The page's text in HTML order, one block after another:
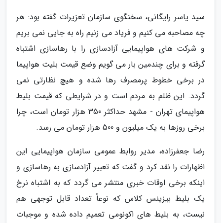
سید یاسر رایگانی، سخنگوی سازمان تعزیرات گفته بود: هر
چه مصاحبه می کنیم و فریاد می زنیم راه به جایی نمی بریم
و شرکت های هواپیمایی آزادسازی را با رهاسازی اشتباه
گرفته و برای چندمین بار می گویم وضع قیمت بلیت هواپیما
در برخی خطوط پرمصرف رها شده و هیچ نظارتی نمی
گردد. این ظلم به مردم است و در شرایطی که قیمت بلیط
هواپیمای تهران - مشهد حداکثر 350 هزار تومان است، چرا
برخی روزها به یک میلیون و 500 هزار تومان می رسد.
رضا جعفرزاده، مدیر روابط عمومی سازمان هواپیمایی این
اظهارات را نقد کرد و گفت که تعبیر آزادسازی به رهاسازی و
اینکه برخی اوقات خبری منتشر می گردد که به اشتباه نرخ
یک بلیط بیزینس کلاس که نوعاً تعداد قابل توجهی هم
نیست، به بلیط های اکونومی تعمیم داده شده و موجبات